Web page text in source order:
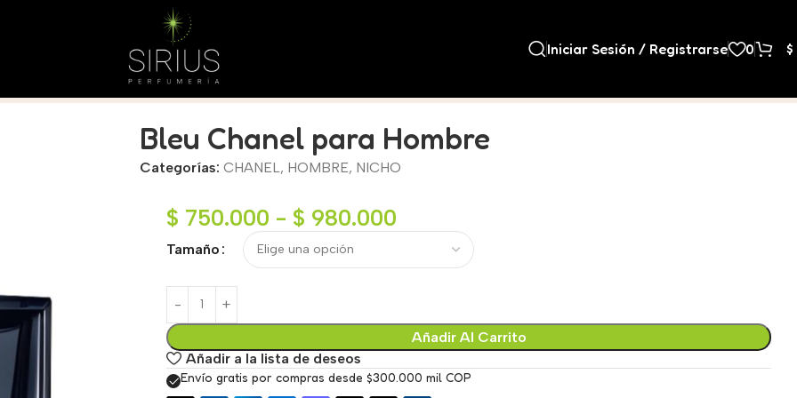
Iniciar Sesión / Registrarse 0 $
Bleu Chanel para Hombre
Categorías: CHANEL , HOMBRE, NICHO
$ 750.000 - $ 980.000
Tamaño
Añadir Al Carrito
Añadir a la lista de deseos
Envío gratis por compras desde $300.000 mil COP